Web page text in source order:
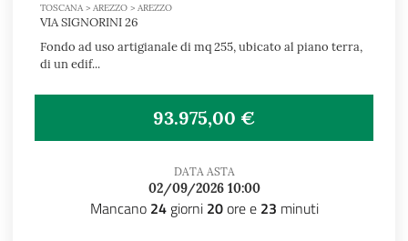
TOSCANA > AREZZO > AREZZO
VIA SIGNORINI 26
Fondo ad uso artigianale di mq 255, ubicato al piano terra,
di un edif...
93.975,00 €
DATA ASTA
02/09/2026 10:00
Mancano 24giorni 20ore e 23 minuti